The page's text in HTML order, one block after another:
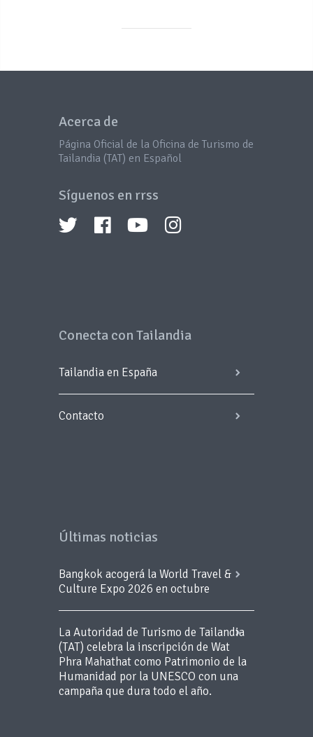
Acerca de
Página Oficial de la Oficina de Turismo de
Tailandia (TAT) en Español
Síguenos en rrss
Conecta con Tailandia
Tailandia en España
Contacto
Últimas noticias
Bangkok acogerá la World Travel &
Culture Expo 2026 en octubre
La Autoridad de Turismo de Tailandia
(TAT) celebra la inscripción de Wat
Phra Mahathat como Patrimonio de la
Humanidad por la UNESCO con una
campaña que dura todo el año.